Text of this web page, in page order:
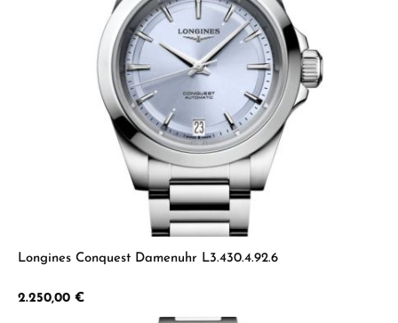
Longines Conquest Damenuhr L3.430.4.92.6
Regulärer Preis:
2.250,00 €